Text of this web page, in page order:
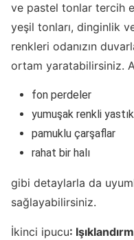
ve pastel tonlar tercih
yeşil tonları, dinginlik
renkleri odanızın
ortam yaratabilirsiniz.
fon perdeler
yumuşak renkli
pamuklu çarşaflar
rahat bir halı
gibi detaylarla da
sağlayabilirsiniz.
İkinci ipucu: